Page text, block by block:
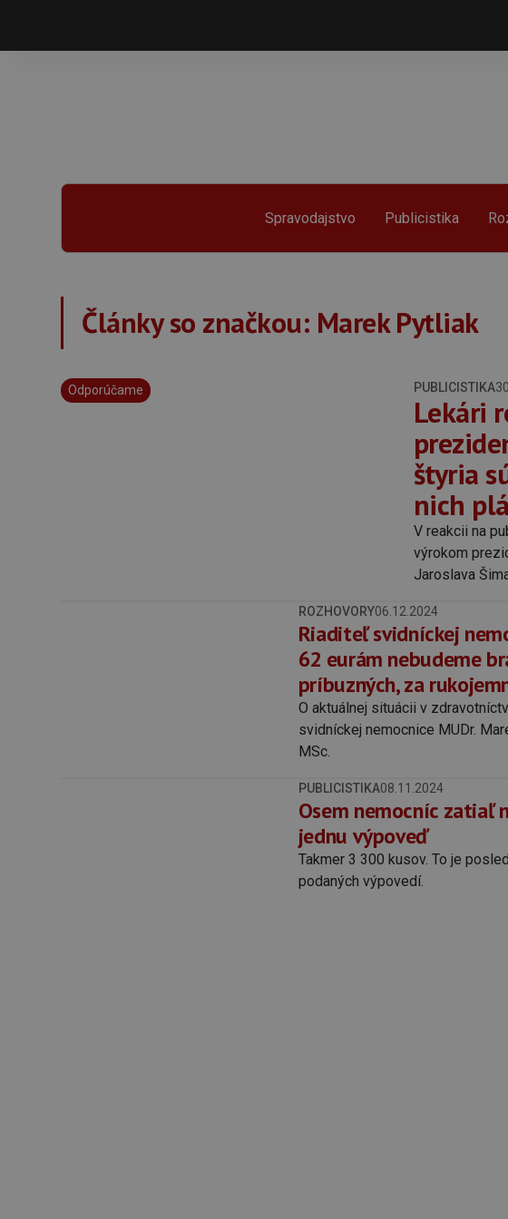
Spravodajstvo Publicistika
Články so značkou: Marek Pytliak
Odporúčame PUBLICISTIKA
Lekári
štyria
nich
V reakcii na
výrokom
Jaroslava
ROZHOVORY06.12.2024
Riaditeľ svidníckej
62 eurám nebudeme
príbuzných, za
O aktuálnej situácii v
svidníckej nemocnice MUDr.
MSc.
PUBLICISTIKA08.11.2024
Osem nemocníc zatiaľ
jednu výpoveď
Takmer 3 300 kusov. To je
podaných výpovedí.